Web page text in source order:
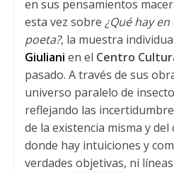
en sus pensamientos
esta vez sobre ¿Qué hay
poeta?, la muestra
Giuliani en el Centro
pasado. A través de sus
universo paralelo de
reflejando las
de la existencia misma y
donde hay intuiciones y
verdades objetivas, ni